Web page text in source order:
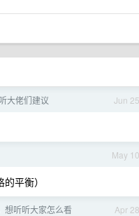
Jun 25
大佬们建议
May 10
平衡）
Apr 28
想听听大家怎么看